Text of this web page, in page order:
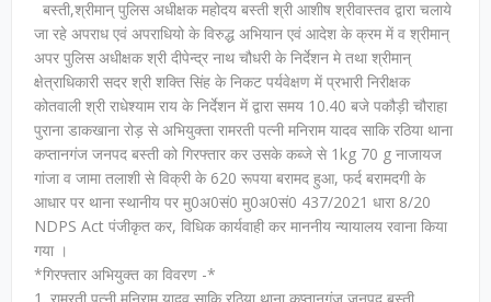
बस्ती,श्रीमान् पुलिस अधीक्षक महोदय बस्ती श्री आशीष श्रीवास्तव द्वारा चलाये
जा रहे अपराध एवं अपराधियो के विरुद्ध अभियान एवं आदेश के क्रम में व श्रीमान्
अपर पुलिस अधीक्षक श्री दीपेन्द्र नाथ चौधरी के निर्देशन मे तथा श्रीमान्
क्षेत्राधिकारी सदर श्री शक्ति सिंह के निकट पर्यवेक्षण में प्रभारी निरीक्षक
कोतवाली श्री राधेश्याम राय के निर्देशन में द्वारा समय 10.40 बजे पकौड़ी चौराहा
पुराना डाकखाना रोड़ से अभियुक्ता रामरती पत्नी मनिराम यादव साकि रठिया थाना
कप्तानगंज जनपद बस्ती को गिरफ्तार कर उसके कब्जे से 1kg 70 g नाजायज
गांजा व जामा तलाशी से विक्री के 620 रूपया बरामद हुआ, फर्द बरामदगी के
आधार पर थाना स्थानीय पर मु0अ0सं0 मु0अ0सं0 437/2021 धारा 8/20
NDPS Act पंजीकृत कर, विधिक कार्यवाही कर माननीय न्यायालय रवाना किया
गया ।
*गिरफ्तार अभियुक्त का विवरण -*
1. रामरती पत्नी मनिराम यादव साकि रठिया थाना कप्तानगंज जनपद बस्ती